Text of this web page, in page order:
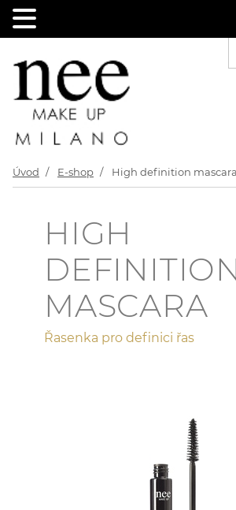
Úvod E-shop High definition mascara
HIGH
MASCARA
Řasenka pro definici řas